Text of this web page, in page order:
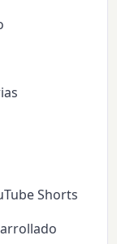
Shorts